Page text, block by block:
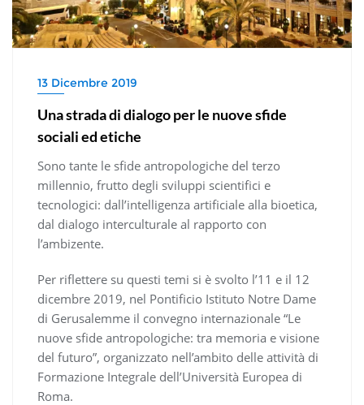
13 Dicembre 2019
Una strada di dialogo per le nuove sfide
sociali ed etiche
Sono tante le sfide antropologiche del terzo
millennio, frutto degli sviluppi scientifici e
tecnologici: dall’intelligenza artificiale alla bioetica,
dal dialogo interculturale al rapporto con
l’ambizente.
Per riflettere su questi temi si è svolto l’11 e il 12
dicembre 2019, nel Pontificio Istituto Notre Dame
di Gerusalemme il convegno internazionale “Le
nuove sfide antropologiche: tra memoria e visione
del futuro”, organizzato nell’ambito delle attività di
Formazione Integrale dell’Università Europea di
Roma.